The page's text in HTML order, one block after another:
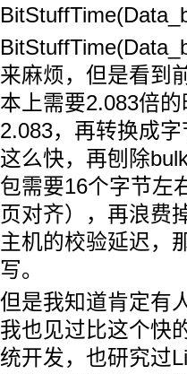
来麻烦，但是看到
本上需要2.083倍
2.083，再转换成
这么快，再刨除
包需要16个字节左
页对齐），再浪费
主机的校验延迟，
写。
但是我知道肯定有
我也见过比这个快
统开发，也研究过